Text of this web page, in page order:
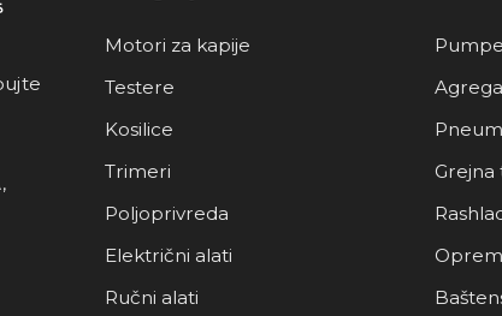
Motori za kapije
Testere
Kosilice
Trimeri
Poljoprivreda
Električni alati
Ručni alati
Pumpe
Grejna